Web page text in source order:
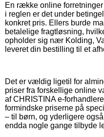
En række online
i reglen er det under
konkret pris. Ellers burde
betalelige fragtløsning,
opholder sig nær Kolding,
leveret din bestilling til et
Det er vældig ligetil for
priser fra forskellige online
af CHRISTINA e-
formindske priserne på
– til børn, og yderligere
endda nogle gange tilbyde